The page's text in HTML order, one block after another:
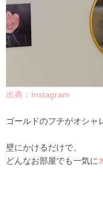
出典：Instagram
ゴールドのフチがオシャ
壁にかけるだけで、
どんなお部屋でも一気に